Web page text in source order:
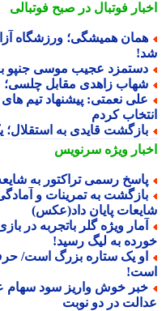
فوتبال در صبح فوتبالی
همیشگی؛ ورزشگاه
عجیب موسی جنپو بعد
زاهدی مقابل چلسی؛
نعمتی: پیشنهاد تیم های
کردم
قایدی به استقلال؛
ویژهسرنویس
رسمی تراکتور به شایعه
به تمرینات و آمادگی
پایان داد(عکس)
ویژه گلر باتجربه در
به لیگ رسید!
یک ستاره بزرگ است/ حرف
در دو نوبت